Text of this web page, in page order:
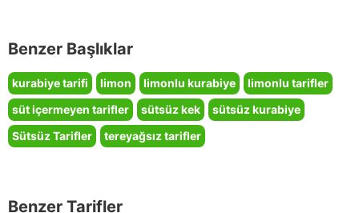
Benzer Başlıklar
kurabiye tarifi limon limonlu kurabiye
limonlu tarifler
süt içermeyen tarifler
sütsüz kek
sütsüz kurabiye
Sütsüz Tarifler
tereyağsız tarifler
Benzer Tarifler